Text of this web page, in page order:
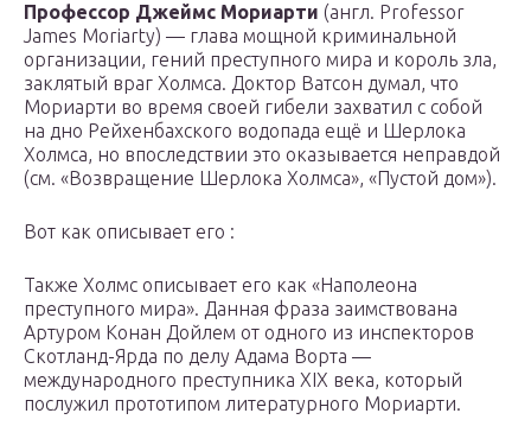
Профессор Джеймс Мориарти (англ. Professor
James Moriarty) — глава мощной криминальной
организации, гений преступного мира и король зла,
заклятый враг Холмса. Доктор Ватсон думал, что
Мориарти во время своей гибели захватил с собой
на дно Рейхенбахского водопада ещё и Шерлока
Холмса, но впоследствии это оказывается неправдой
(см. «Возвращение Шерлока Холмса», «Пустой дом»).
Вот как описывает его :
Также Холмс описывает его как «Наполеона
преступного мира». Данная фраза заимствована
Артуром Конан Дойлем от одного из инспекторов
Скотланд-Ярда по делу Адама Ворта —
международного преступника XIX века, который
послужил прототипом литературного Мориарти.